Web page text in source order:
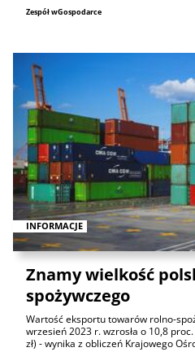
Zespół wGospodarce
INFORMACJE
Znamy wielkość
spożywczego
Wartość eksportu towarów rolno-
wrzesień 2023 r. wzrosła o 10,8
zł) - wynika z obliczeń Krajowego